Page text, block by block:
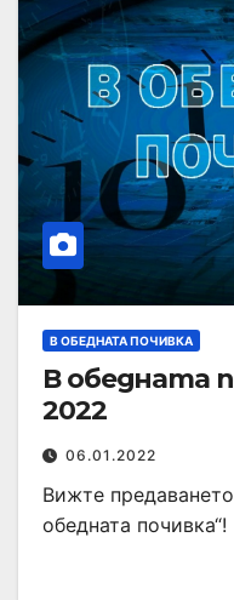
В ОБЕДНАТА ПОЧИВКА
В обедната
2022
06.01.2022
Вижте
обедната почивка“!